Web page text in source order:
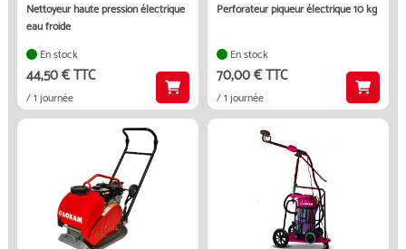
nettoyeur haute pression électrique
eau froide
En stock
44,50 € TTC
/ 1 journée
perforateur piqueur électrique 10 kg
En stock
70,00 € TTC
/ 1 journée